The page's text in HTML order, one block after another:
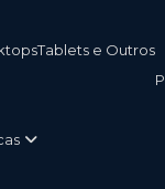
Tablets e Outros